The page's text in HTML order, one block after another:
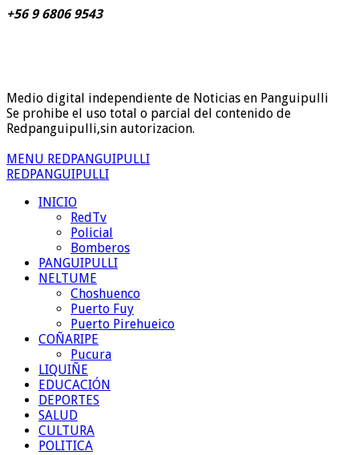
+56 9 6806 9543
Medio digital independiente de Noticias en Panguipulli
Se prohibe el uso total o parcial del contenido de
Redpanguipulli,sin autorizacion.
MENU REDPANGUIPULLI
REDPANGUIPULLI
INICIO
RedTv
Policial
Bomberos
PANGUIPULLI
NELTUME
Choshuenco
Puerto Fuy
Puerto Pirehueico
COÑARIPE
Pucura
LIQUIÑE
EDUCACIÓN
DEPORTES
SALUD
CULTURA
POLITICA